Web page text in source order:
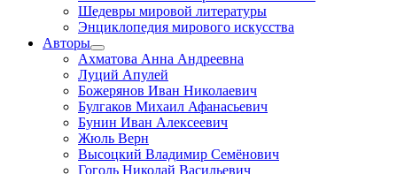
Шедевры мировой литературы
Энциклопедия мирового искусства
Авторы
Ахматова Анна Андреевна
Луций Апулей
Божерянов Иван Николаевич
Булгаков Михаил Афанасьевич
Бунин Иван Алексеевич
Жюль Верн
Высоцкий Владимир Семёнович
Гоголь Николай Васильевич